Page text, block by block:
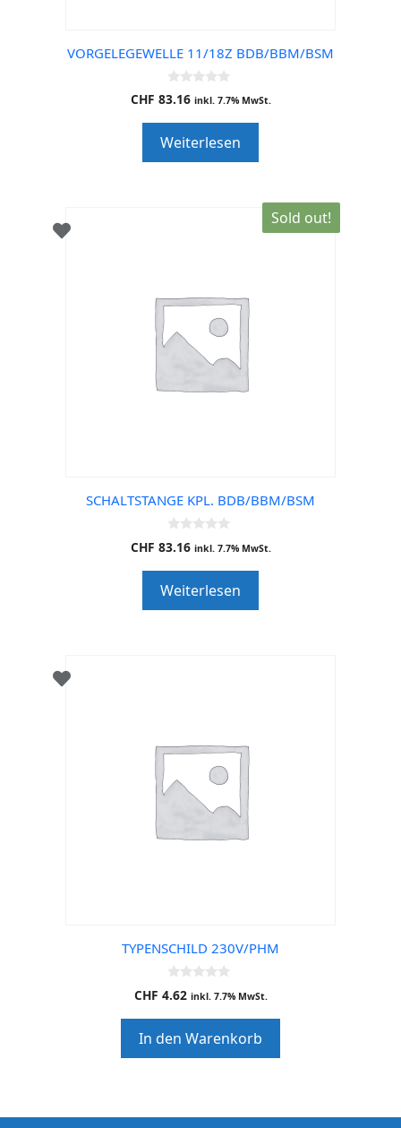
VORGELEGEWELLE 11/18Z BDB/BBM/BSM
0
o
o
f
5
CHF 83.16 inkl. 7.7% MwSt.
Weiterlesen
Sold out!
SCHALTSTANGE KPL. BDB/BBM/BSM
0
o
o
f
5
CHF 83.16 inkl. 7.7% MwSt.
Weiterlesen
TYPENSCHILD 230V/PHM
0
o
o
f
5
CHF 4.62 inkl. 7.7% MwSt.
In den Warenkorb